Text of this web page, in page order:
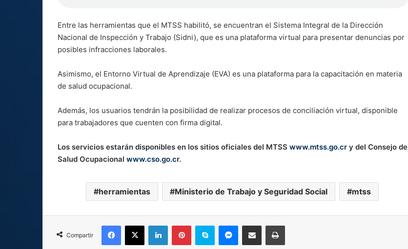
Entre las herramientas que el MTSS habilitó, se encuentran el Sistema Integral de la Dirección
Nacional de Inspección y Trabajo (Sidni), que es una plataforma virtual para presentar denuncias por
posibles infracciones laborales.
Asimismo, el Entorno Virtual de Aprendizaje (EVA) es una plataforma para la capacitación en materia
de salud ocupacional.
Además, los usuarios tendrán la posibilidad de realizar procesos de conciliación virtual, disponible
para trabajadores que cuenten con firma digital.
Los servicios estarán disponibles en los sitios oficiales del MTSS www.mtss.go.cr y del Consejo de
Salud Ocupacional www.cso.go.cr.
herramientas Ministerio de Trabajo y Seguridad Social mtss
Compartir
Facebook
X LinkedInPinterestSkype MessengerCompartir por correo electrónicoImprimir